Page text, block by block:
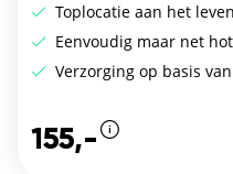
Toplocatie aan het
Eenvoudig maar net
Verzorging op basis
155,-